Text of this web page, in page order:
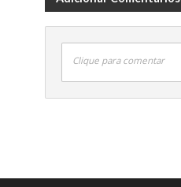
Clique para comentar